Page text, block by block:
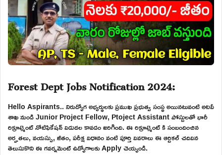
Forest Dept Jobs Notification 2024:
Hello Aspirants.. నిరుద్యోగ అభ్యర్థులకు ప్రముఖ ప్రభుత్వ సంస్థ అయినటువంటి అటవీ
శాఖ నుండి Junior Project Fellow, Ptoject Assistant పోస్టులతో భారీ
రిక్రూట్మెంట్ నోటిఫికేషన్ విడుదల కావడం జరిగింది. ఈ రిక్రూట్మెంట్ కి సంబందించిన
అర్హతలు, వయస్సు, జీతం, పరీక్ష విధానం వంటి పూర్తి వివరాలు ఈ ఆర్టికల్ చదివిన
తెలుసుకొని ఈ గవర్నమెంట్ ఉద్యోగాలకు Apply చెయ్యండి.